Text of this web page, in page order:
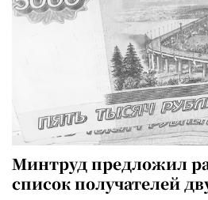
Минтруд предложил
список получателей